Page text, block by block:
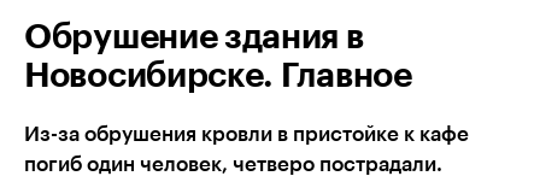
Обрушение здания в
Новосибирске. Главное
Из-за обрушения кровли в пристойке к кафе
погиб один человек, четверо пострадали.